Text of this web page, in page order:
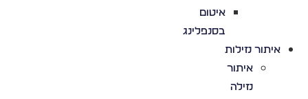
איטום
בסנפלינג
איתור נזילות
איתור
נזילה